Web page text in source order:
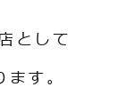
として
す。